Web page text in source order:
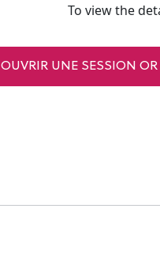
To view the
OUVRIR UNE SESSION OR